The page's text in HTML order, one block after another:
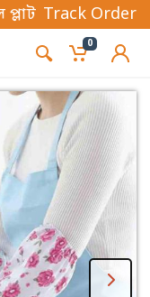
, এখানে সব
Track Order
0